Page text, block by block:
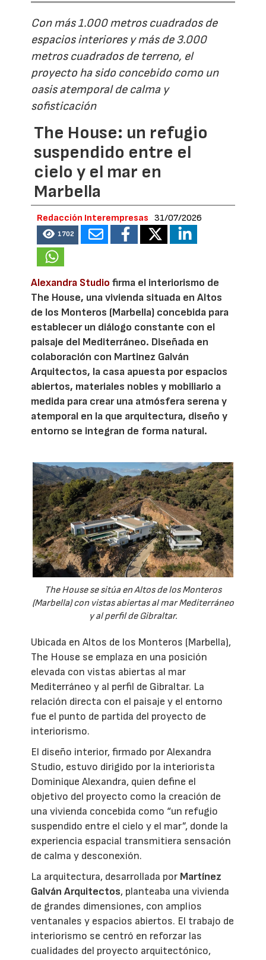
Con más 1.000 metros cuadrados de
espacios interiores y más de 3.000
metros cuadrados de terreno, el
proyecto ha sido concebido como un
oasis atemporal de calma y
sofisticación
The House: un refugio
suspendido entre el
cielo y el mar en
Marbella
Redacción Interempresas 31/07/2026
1702
Alexandra Studio firma el interiorismo de
The House, una vivienda situada en Altos
de los Monteros (Marbella) concebida para
establecer un diálogo constante con el
paisaje del Mediterráneo. Diseñada en
colaboración con Martinez Galván
Arquitectos, la casa apuesta por espacios
abiertos, materiales nobles y mobiliario a
medida para crear una atmósfera serena y
atemporal en la que arquitectura, diseño y
entorno se integran de forma natural.
The House se sitúa en Altos de los Monteros
(Marbella) con vistas abiertas al mar Mediterráneo
y al perfil de Gibraltar.
Ubicada en Altos de los Monteros (Marbella),
The House se emplaza en una posición
elevada con vistas abiertas al mar
Mediterráneo y al perfil de Gibraltar. La
relación directa con el paisaje y el entorno
fue el punto de partida del proyecto de
interiorismo.
El diseño interior, firmado por Alexandra
Studio, estuvo dirigido por la interiorista
Dominique Alexandra, quien define el
objetivo del proyecto como la creación de
una vivienda concebida como “un refugio
suspendido entre el cielo y el mar”, donde la
experiencia espacial transmitiera sensación
de calma y desconexión.
La arquitectura, desarrollada por Martínez
Galván Arquitectos, planteaba una vivienda
de grandes dimensiones, con amplios
ventanales y espacios abiertos. El trabajo de
interiorismo se centró en reforzar las
cualidades del proyecto arquitectónico,